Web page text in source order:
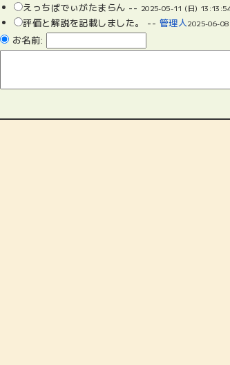
えっちぼでぃがたまらん -- 2025-05-11 (日)
評価と解説を記載しました。 -- 管理人2025-06-
お名前: